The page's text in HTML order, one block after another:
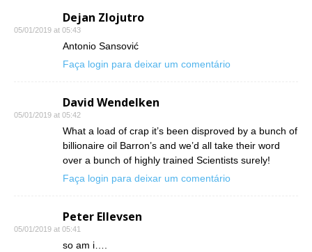
Dejan Zlojutro
05/01/2019 at 05:43
Antonio Sansović
Faça login para deixar um comentário
David Wendelken
05/01/2019 at 05:42
What a load of crap it’s been disproved by a bunch of
billionaire oil Barron’s and we’d all take their word
over a bunch of highly trained Scientists surely!
Faça login para deixar um comentário
Peter Ellevsen
05/01/2019 at 05:41
so am i….